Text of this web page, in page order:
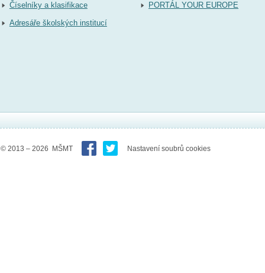
Číselníky a klasifikace
Adresáře školských institucí
PORTÁL YOUR EUROPE
© 2013 – 2026 MŠMT Nastavení soubrů cookies